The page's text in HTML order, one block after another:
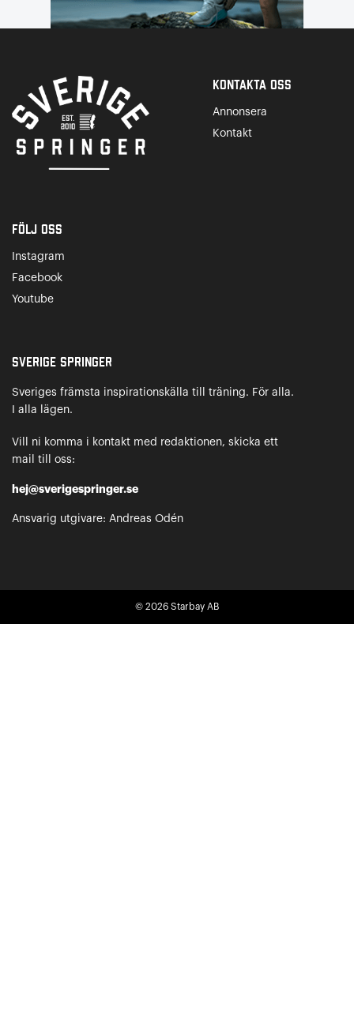
Kontakta Oss
Annonsera
Kontakt
Följ oss
Instagram
Facebook
Youtube
Sverige Springer
Sveriges främsta inspirationskälla till träning. För alla.
I alla lägen.
Vill ni komma i kontakt med redaktionen, skicka ett
mail till oss:
hej@sverigespringer.se
Ansvarig utgivare: Andreas Odén
© 2026 Starbay AB